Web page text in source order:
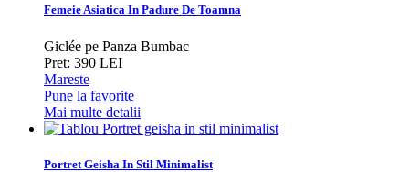
Femeie Asiatica In Padure De Toamna
Giclée pe Panza Bumbac
Pret: 390 LEI
Mareste
Pune la favorite
Mai multe detalii
Portret Geisha In Stil Minimalist